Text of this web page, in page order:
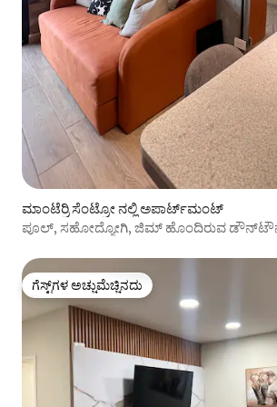
ಮಾಂಟೆರ್ರಿ ಸೆಂಟ್ರೋ ನಲ್ಲಿ ಅಪಾರ್ಟ್‌ಮಂಟ್
ಪೂಲ್, ಸಹೋದ್ಯೋಗಿ, ಜಿಮ್ ಹೊಂದಿರುವ
ಗೆಸ್ಟ್‌ಗಳ ಅಚ್ಚುಮೆಚ್ಚಿನದು
ಗೆಸ್ಟ್‌ಗಳ ಅಚ್ಚುಮೆಚ್ಚಿನದು